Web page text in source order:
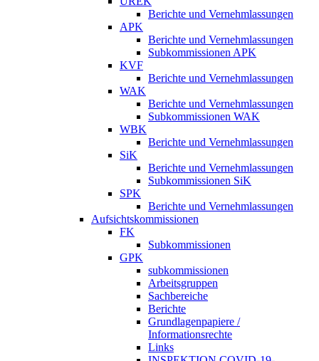
Berichte und Vernehmlassungen
APK
Berichte und Vernehmlassungen
Subkommissionen APK
KVF
Berichte und Vernehmlassungen
WAK
Berichte und Vernehmlassungen
Subkommissionen WAK
WBK
Berichte und Vernehmlassungen
SiK
Berichte und Vernehmlassungen
Subkommissionen SiK
SPK
Berichte und Vernehmlassungen
Aufsichtskommissionen
FK
Subkommissionen
GPK
subkommissionen
Arbeitsgruppen
Sachbereiche
Berichte
Grundlagenpapiere /
Informationsrechte
Links